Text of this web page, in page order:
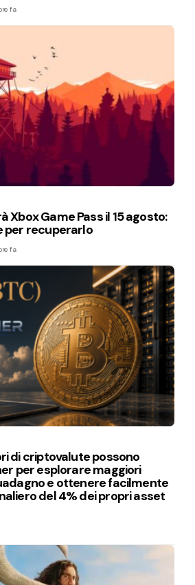
fa
Xbox Game Pass il 15 agosto:
per recuperarlo
fa
di criptovalute possono
per esplorare maggiori
e ottenere facilmente
del 4% dei propri asset